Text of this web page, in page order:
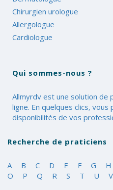
Chirurgien urologue
Allergologue
Cardiologue
Qui sommes-nous ?
Allmyrdv est une solution de
ligne. En quelques clics, vous
disponibilités de vos
Recherche de praticiens
A B C D E F G H
O
P Q R S T U V